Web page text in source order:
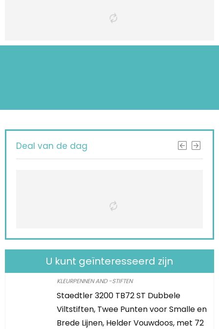
Deal van de dag
U kunt geïnteresseerd zijn
KLEURPENNEN AND -STIFTEN
Staedtler 3200 TB72 ST Dubbele
Viltstiften, Twee Punten voor Smalle en
Brede Lijnen, Helder Vouwdoos, met 72